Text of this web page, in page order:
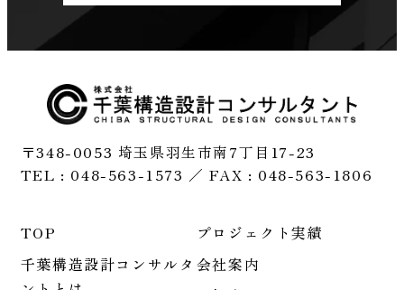
〒348-0053 埼玉県羽生市南7丁目17-23
TEL : 048-563-1573 ／ FAX : 048-563-1806
TOP
千葉構造設計コンサルタ
プロジェクト実績
会社案内